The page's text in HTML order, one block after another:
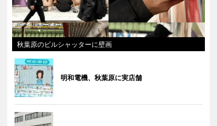
秋葉原のビルシャッターに壁画
明和電機、秋葉原に実店舗